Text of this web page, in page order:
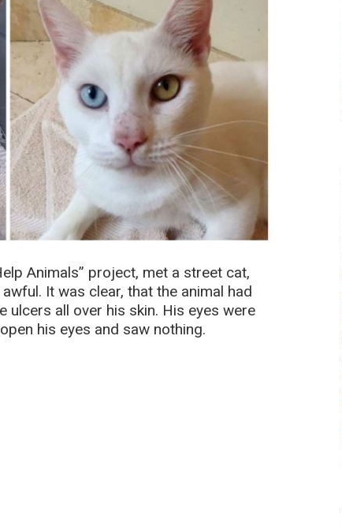
Animals” project, met a street cat,
It was clear, that the animal had
ulcers all over his skin. His eyes were
his eyes and saw nothing.